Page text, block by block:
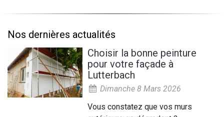
Nos dernières actualités
Choisir la bonne peinture
pour votre façade à
Lutterbach
Dimanche 8 Mars 2026
Vous constatez que vos murs